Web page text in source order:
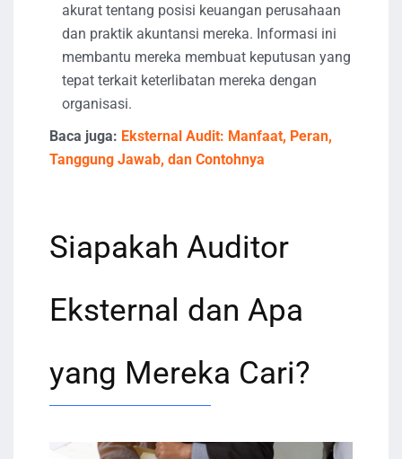
akurat tentang posisi keuangan perusahaan
dan praktik akuntansi mereka. Informasi ini
membantu mereka membuat keputusan yang
tepat terkait keterlibatan mereka dengan
organisasi.
Baca juga: Eksternal Audit: Manfaat, Peran,
Tanggung Jawab, dan Contohnya
Siapakah Auditor
Eksternal dan Apa
yang Mereka Cari?